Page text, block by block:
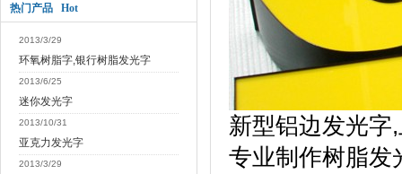
热门产品 Hot
2013/3/29
环氧树脂字,银行树脂发光字
2013/6/25
迷你发光字
2013/10/31
亚克力发光字
2013/3/29
新型铝边发光字
专业制作树脂发